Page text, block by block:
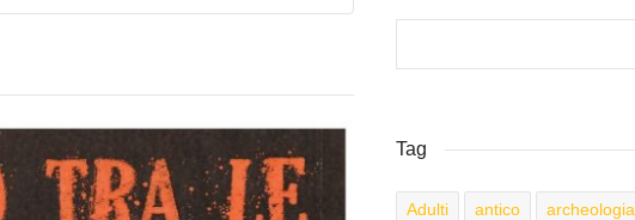
Tag
Adulti antico archeologia